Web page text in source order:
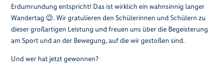
Erdumrundung entspricht! Das ist wirklich ein wahnsinnig langer
Wandertag 😉. Wir gratulieren den Schülerinnen und Schülern zu
dieser großartigen Leistung und freuen uns über die Begeisterung
am Sport und an der Bewegung, auf die wir gestoßen sind.
Und wer hat jetzt gewonnen?